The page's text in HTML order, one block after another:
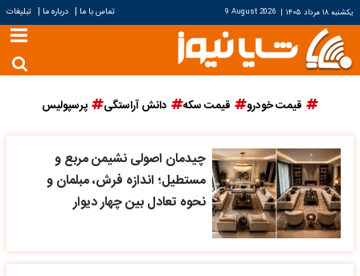
یکشنبه ۱۸ مرداد ۱۴۰۵ |
9 August 2026 تماس با ما | درباره ما | تبلیغات
قیمت خودرو قیمت سکه دانش آراستگی پرسپولیس
چیدمان اصولی نشیمن مربع و
مستطیل؛ اندازه فرش، مبلمان و
نحوه تعادل بین چهار دیوار